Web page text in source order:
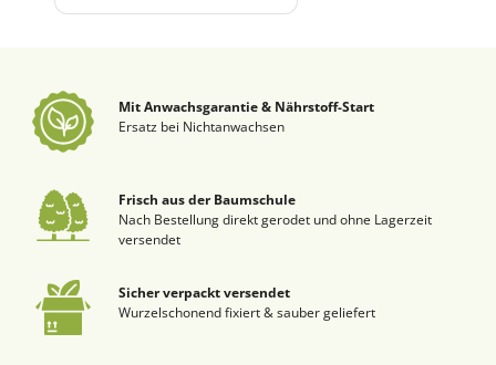
Mit Anwachsgarantie & Nährstoff-Start
Ersatz bei Nichtanwachsen
Frisch aus der Baumschule
Nach Bestellung direkt gerodet und ohne Lagerzeit
versendet
Sicher verpackt versendet
Wurzelschonend fixiert & sauber geliefert